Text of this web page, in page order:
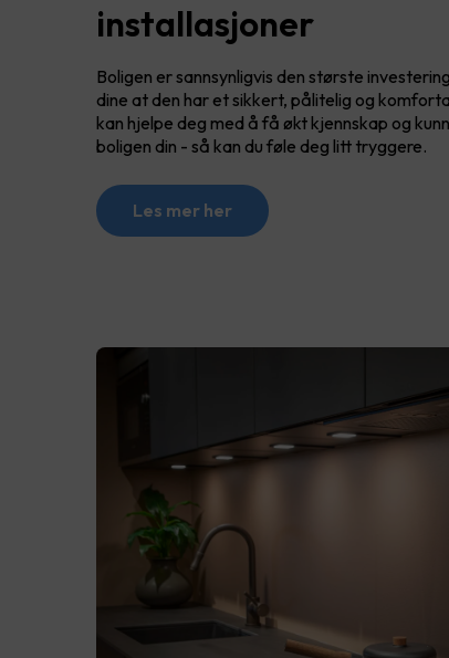
installasjoner
Boligen er sannsynligvis den største
dine at den har et sikkert, pålitelig og
kan hjelpe deg med å få økt kjennskap og
boligen din - så kan du føle deg litt tryggere.
Les mer her